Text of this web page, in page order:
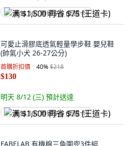
满 $1,500 再省 $75 (王道卡)
可愛止滑膠底透氣輕量學步鞋 嬰兒鞋
(帥氣小犬 26-27公分)
首購折扣價 40%$218
$130
明天 8/12 (三) 預計送達
满 $1,500 再省 $75 (王道卡)
FABELAB 有機棉三角圍兜3件組